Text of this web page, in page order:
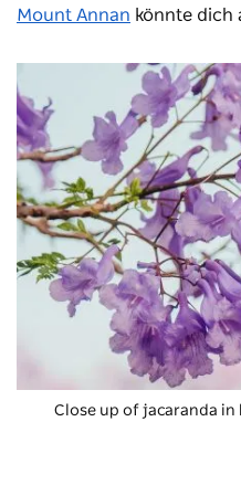
Mount Annan könnte dich
Close up of jacaranda